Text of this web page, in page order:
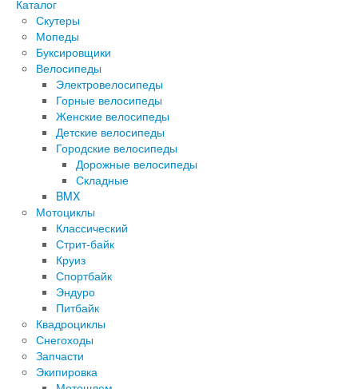
Каталог
Скутеры
Мопеды
Буксировщики
Велосипеды
Электровелосипеды
Горные велосипеды
Женские велосипеды
Детские велосипеды
Городские велосипеды
Дорожные велосипеды
Складные
BMX
Мотоциклы
Классический
Стрит-байк
Круиз
Спортбайк
Эндуро
Питбайк
Квадроциклы
Снегоходы
Запчасти
Экипировка